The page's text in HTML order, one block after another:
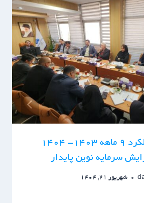
جلسه پایش عملکرد 9 ماهه 1403- 1404
سرمایه نوین پایدار
شهریور 21, 1404